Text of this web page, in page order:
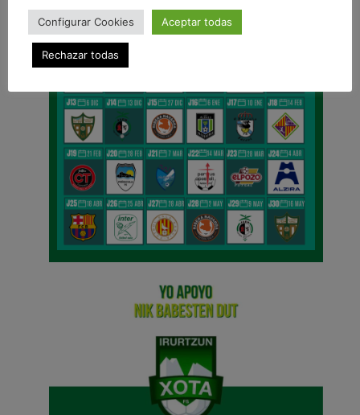
Configurar Cookies Aceptar todas
Rechazar todas